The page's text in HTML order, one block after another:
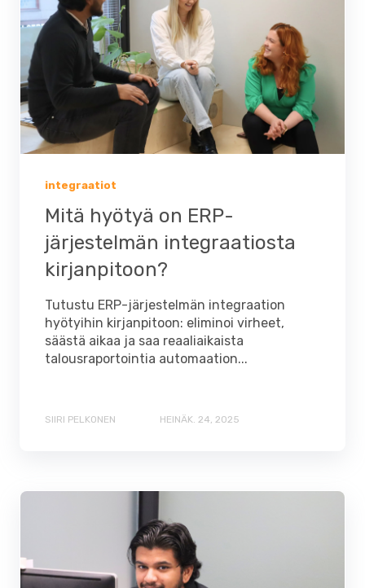
integraatiot
Mitä hyötyä on ERP-
järjestelmän integraatiosta
kirjanpitoon?
Tutustu ERP-järjestelmän integraation
hyötyihin kirjanpitoon: eliminoi virheet,
säästä aikaa ja saa reaaliaikaista
talousraportointia automaation...
SIIRI PELKONEN HEINÄK. 24, 2025